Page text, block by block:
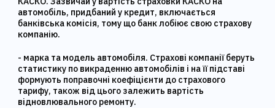
автомобіль, придбаний у кредит, включається
банківська комісія, тому що банк лобіює свою страхову
компанію.
- марка та модель автомобіля. Страхові компанії беруть
статистику по викраденню автомобілів і на її підставі
формують поправочні коефіцієнти до страхового
тарифу, також від цього залежить вартість
відновлювального ремонту.